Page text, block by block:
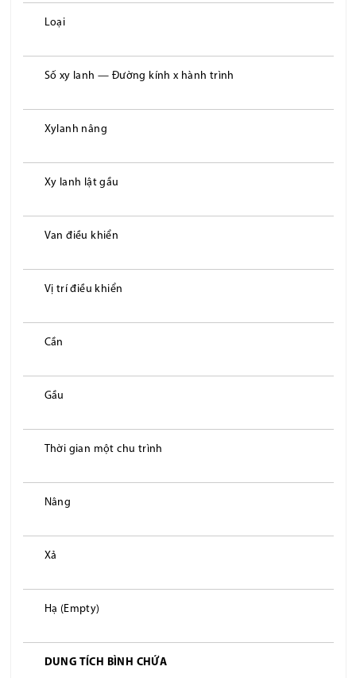
Loại
Số xy lanh — Đường kính x hành trình
Xylanh nâng
Xy lanh lật gầu
Van điều khiển
Vị trí điều khiển
Cần
Gầu
Thời gian một chu trình
Nâng
Xả
Hạ (Empty)
DUNG TÍCH BÌNH CHỨA